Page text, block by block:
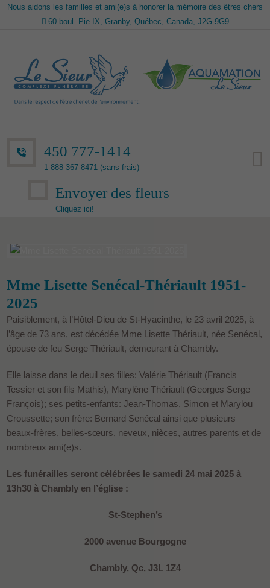
Nous aidons les familles et ami(e)s à honorer la mémoire des êtres chers
60 boul. Pie IX, Granby, Québec, Canada, J2G 9G9
450 777-1414
1 888 367-8471 (sans frais)
Envoyer des fleurs
Cliquez ici!
Mme Lisette Senécal-Thériault 1951-
2025
Paisiblement, à l’Hôtel-Dieu de St-Hyacinthe, le 23 avril 2025, à
l’âge de 73 ans, est décédée Mme Lisette Thériault, née Senécal,
épouse de feu Serge Thériault, demeurant à Chambly.
Elle laisse dans le deuil ses filles: Valérie Thériault (Francis
Tessier et son fils Mathis), Marylène Thériault (Georges Serge
François); ses petits-enfants: Jean-Thomas, Simon et Marylou
Croussette; son frère: Bernard Senécal ainsi que plusieurs
beaux-frères, belles-sœurs, neveux, nièces, autres parents et de
nombreux ami(e)s.
Les funérailles seront célébrées le samedi 24 mai 2025 à
13h30 à Chambly en l’église :
St-Stephen’s
2000 avenue Bourgogne
Chambly, Qc, J3L 1Z4